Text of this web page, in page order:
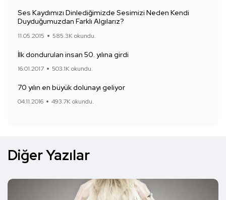
Ses Kaydımızı Dinlediğimizde Sesimizi Neden Kendi
Duyduğumuzdan Farklı Algılarız?
11.05.2015 585.3K okundu.
İlk dondurulan insan 50. yılına girdi
16.01.2017 503.1K okundu.
70 yılın en büyük dolunayı geliyor
04.11.2016 493.7K okundu.
Diğer Yazılar